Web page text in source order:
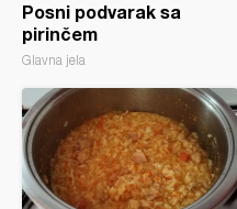
Posni podvarak sa
pirinčem
Glavna jela